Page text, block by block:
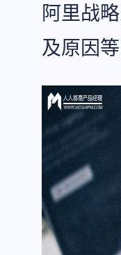
阿里战
及原因